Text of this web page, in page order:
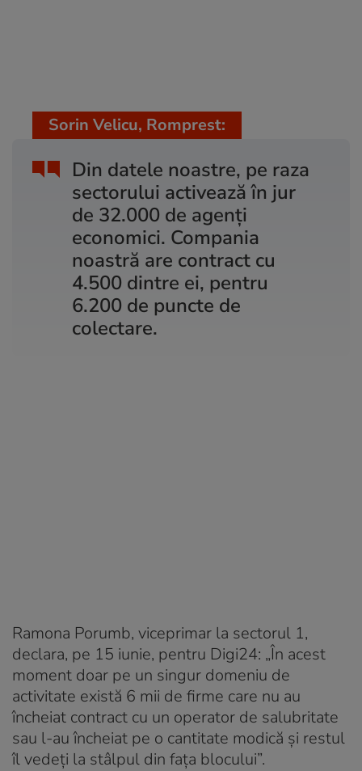
Din datele noastre, pe raza
sectorului activează în jur
de 32.000 de agenţi
economici. Compania
noastră are contract cu
4.500 dintre ei, pentru
6.200 de puncte de
colectare.
Sorin Velicu, Romprest:
Ramona Porumb, viceprimar la sectorul 1,
declara, pe 15 iunie, pentru Digi24: „În acest
moment doar pe un singur domeniu de
activitate există 6 mii de firme care nu au
încheiat contract cu un operator de salubritate
sau l-au încheiat pe o cantitate modică și restul
îl vedeți la stâlpul din fața blocului”.